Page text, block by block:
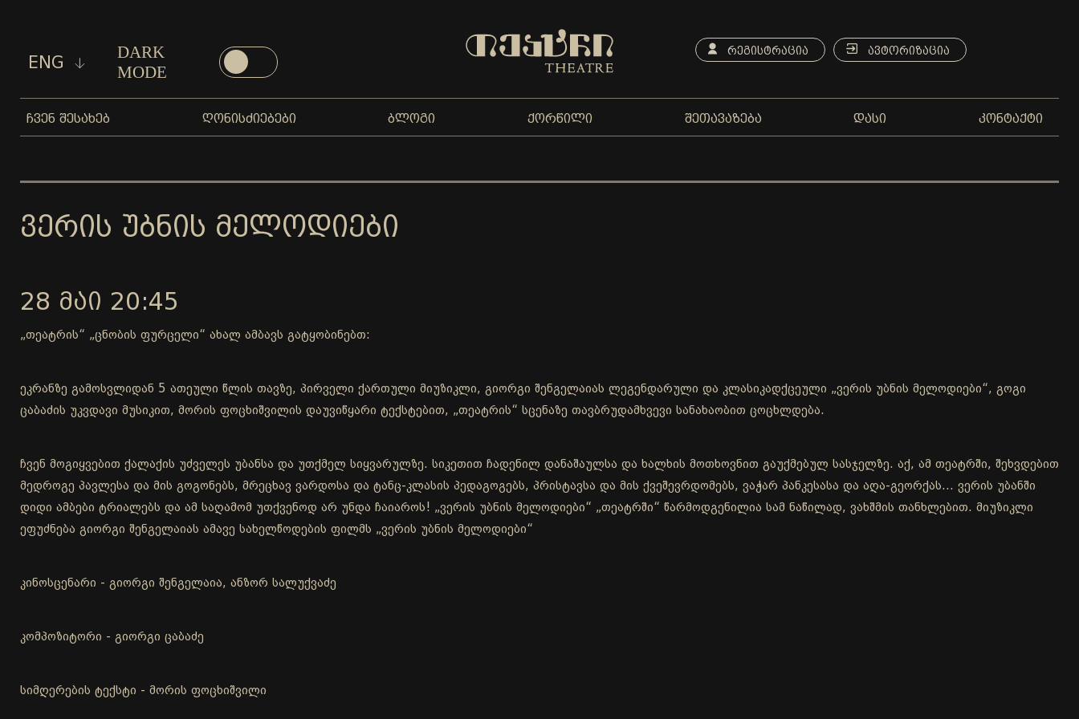
ENG
DARK
MODE
ᲠᲔᲒᲘᲡᲢᲠᲐᲪᲘᲐ ᲐᲕᲢᲝᲠᲘᲖᲐᲪᲘᲐ
ᲩᲕᲔᲜ ᲨᲔᲡᲐᲮᲔᲑ ᲦᲝᲜᲘᲡᲫᲘᲔᲑᲔᲑᲘ ᲑᲚᲝᲒᲘ ᲥᲝᲠᲬᲘᲚᲘ ᲨᲔᲗᲐᲕᲐᲖᲔᲑᲐ ᲓᲐᲡᲘ ᲙᲝᲜᲢᲐᲥᲢᲘ
ᲕᲔᲠᲘᲡ ᲣᲑᲜᲘᲡ ᲛᲔᲚᲝᲓᲘᲔᲑᲘ
28 ᲛᲐᲘ 20:45
„თეატრის“ „ცნობის ფურცელი“ ახალ ამბავს გატყობინებთ:
ეკრანზე გამოსვლიდან 5 ათეული წლის თავზე, პირველი ქართული მიუზიკლი, გიორგი შენგელაიას ლეგენდარული და კლასიკადქცეული „ვერის უბნის მელოდიები“, გოგი
ცაბაძის უკვდავი მუსიკით, მორის ფოცხიშვილის დაუვიწყარი ტექსტებით, „თეატრის“ სცენაზე თავბრუდამხვევი სანახაობით ცოცხლდება.
ჩვენ მოგიყვებით ქალაქის უძველეს უბანსა და უთქმელ სიყვარულზე. სიკეთით ჩადენილ დანაშაულსა და ხალხის მოთხოვნით გაუქმებულ სასჯელზე. აქ, ამ თეატრში, შეხვდებით
მედროგე პავლესა და მის გოგონებს, მრეცხავ ვარდოსა და ტანც-კლასის პედაგოგებს, პრისტავსა და მის ქვეშევრდომებს, ვაჭარ პანკესასა და აღა-გეორქას... ვერის უბანში
დიდი ამბები ტრიალებს და ამ საღამომ უთქვენოდ არ უნდა ჩაიაროს! „ვერის უბნის მელოდიები“ „თეატრში“ წარმოდგენილია სამ ნაწილად, ვახშმის თანხლებით. მიუზიკლი
ეფუძნება გიორგი შენგელაიას ამავე სახელწოდების ფილმს „ვერის უბნის მელოდიები“
კინოსცენარი - გიორგი შენგელაია, ანზორ სალუქვაძე
კომპოზიტორი - გიორგი ცაბაძე
სიმღერების ტექსტი - მორის ფოცხიშვილი